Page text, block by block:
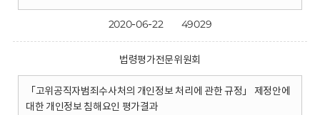
2020-06-22 49029
법령평가전문위원회
「고위공직자범죄수사처의 개인정보 처리에 관한 규정」 제정안에
대한 개인정보 침해요인 평가결과